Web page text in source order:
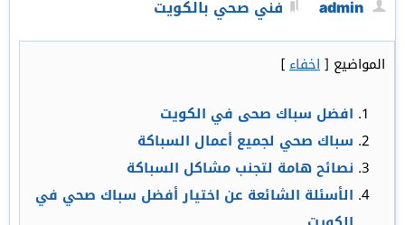
admin فني صحي بالكويت
المواضيع [اخفاء]
افضل سباك صحى في الكويت
سباك صحي لجميع أعمال السباكة
نصائح هامة لتجنب مشاكل السباكة
الأسئلة الشائعة عن اختيار أفضل سباك صحي في